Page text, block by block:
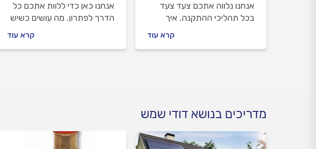
אנחנו נלווה אתכם צעד צעד
בכל תהליכי ההתקנה. איך
לפני העבודה ובמהלכה וכמה
עולה התקנת דוד חשמל? כל
קרא עוד
אנחנו כאן כדי ללוות אתכם כל
הדרך לפתרון. מה עושים כשיש
מתנהלים מול מתקין הקולטים?
מתחילים.
קרא עוד
מדריכים בנושא דודי שמש